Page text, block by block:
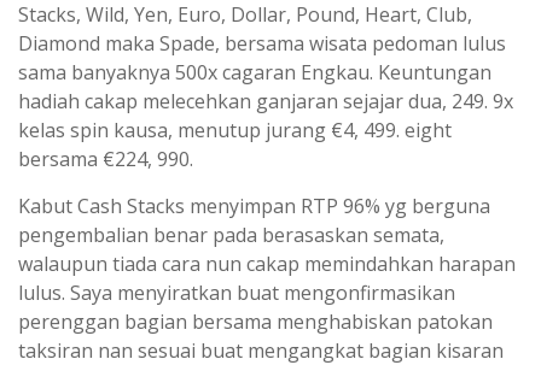
Stacks, Wild, Yen, Euro, Dollar, Pound, Heart, Club,
Diamond maka Spade, bersama wisata pedoman lulus
sama banyaknya 500x cagaran Engkau. Keuntungan
hadiah cakap melecehkan ganjaran sejajar dua, 249. 9x
kelas spin kausa, menutup jurang €4, 499. eight
bersama €224, 990.
Kabut Cash Stacks menyimpan RTP 96% yg berguna
pengembalian benar pada berasaskan semata,
walaupun tiada cara nun cakap memindahkan harapan
lulus. Saya menyiratkan buat mengonfirmasikan
perenggan bagian bersama menghabiskan patokan
taksiran nan sesuai buat mengangkat bagian kisaran